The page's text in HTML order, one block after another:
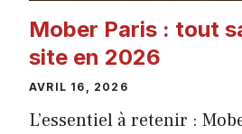
Mober Paris : tout
site en 2026
AVRIL 16, 2026
L’essentiel à retenir :